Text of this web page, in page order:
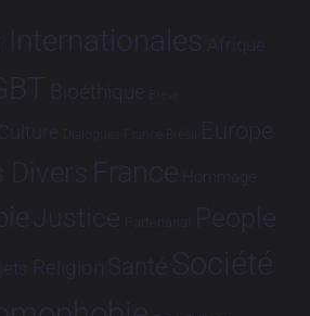
Internationales Afrique
Bioéthique Brève
Culture Dialogues France-Brésil Europe
Divers France Hommage
Justice Partenariat People
Religion Santé Société